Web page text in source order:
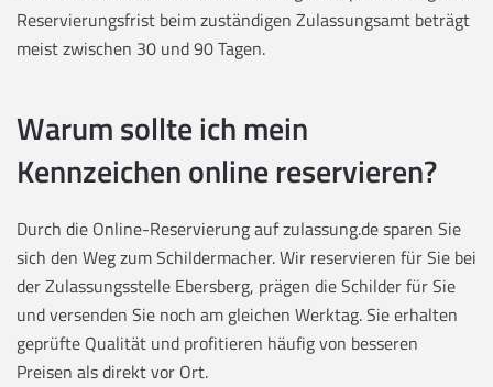
Reservierungsfrist beim zuständigen Zulassungsamt beträgt
meist zwischen 30 und 90 Tagen.
Warum sollte ich mein
Kennzeichen online reservieren?
Durch die Online-Reservierung auf zulassung.de sparen Sie
sich den Weg zum Schildermacher. Wir reservieren für Sie bei
der Zulassungsstelle Ebersberg, prägen die Schilder für Sie
und versenden Sie noch am gleichen Werktag. Sie erhalten
geprüfte Qualität und profitieren häufig von besseren
Preisen als direkt vor Ort.